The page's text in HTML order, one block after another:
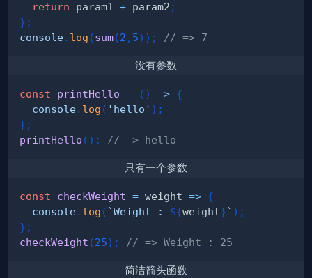
return param1 + param2 ;
} ;
console. log (sum(2 , 5) ) ; // => 7
没有参数
const printHello = ( ) => {
console. log ( 'hello' ) ;
} ;
printHello ( ) ; // => hello
只有一个参数
const checkWeight = weight => {
console. log ( `Weight : ${weight}` ) ;
} ;
checkWeight (25) ; // => Weight : 25
简洁箭头函数